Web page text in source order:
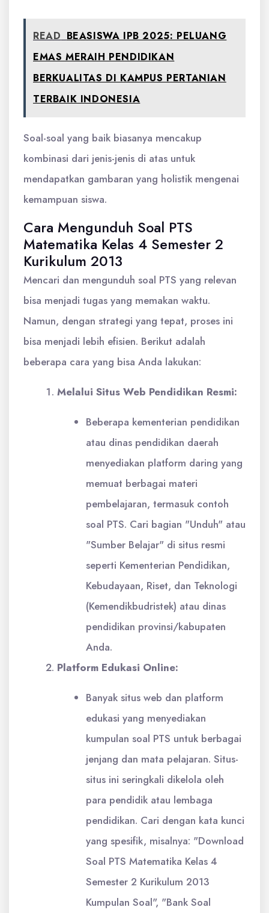
READ BEASISWA IPB 2025: PELUANG
EMAS MERAIH PENDIDIKAN
BERKUALITAS DI KAMPUS PERTANIAN
TERBAIK INDONESIA
Soal-soal yang baik biasanya mencakup
kombinasi dari jenis-jenis di atas untuk
mendapatkan gambaran yang holistik mengenai
kemampuan siswa.
Cara Mengunduh Soal PTS
Matematika Kelas 4 Semester 2
Kurikulum 2013
Mencari dan mengunduh soal PTS yang relevan
bisa menjadi tugas yang memakan waktu.
Namun, dengan strategi yang tepat, proses ini
bisa menjadi lebih efisien. Berikut adalah
beberapa cara yang bisa Anda lakukan:
Melalui Situs Web Pendidikan Resmi:
Beberapa kementerian pendidikan
atau dinas pendidikan daerah
menyediakan platform daring yang
memuat berbagai materi
pembelajaran, termasuk contoh
soal PTS. Cari bagian "Unduh" atau
"Sumber Belajar" di situs resmi
seperti Kementerian Pendidikan,
Kebudayaan, Riset, dan Teknologi
(Kemendikbudristek) atau dinas
pendidikan provinsi/kabupaten
Anda.
Platform Edukasi Online:
Banyak situs web dan platform
edukasi yang menyediakan
kumpulan soal PTS untuk berbagai
jenjang dan mata pelajaran. Situs-
situs ini seringkali dikelola oleh
para pendidik atau lembaga
pendidikan. Cari dengan kata kunci
yang spesifik, misalnya: "Download
Soal PTS Matematika Kelas 4
Semester 2 Kurikulum 2013
Kumpulan Soal", "Bank Soal